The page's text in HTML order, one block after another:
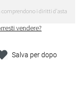
comprendono i diritti d'asta
vendere?
Salva per dopo